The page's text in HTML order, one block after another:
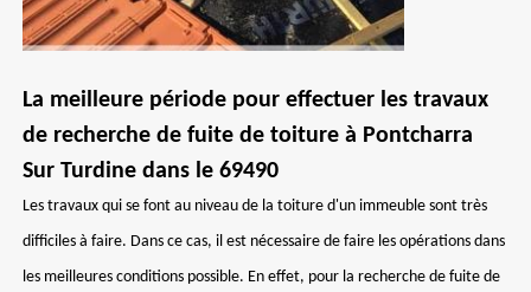
La meilleure période pour effectuer les travaux
de recherche de fuite de toiture à Pontcharra
Sur Turdine dans le 69490
Les travaux qui se font au niveau de la toiture d'un immeuble sont très
difficiles à faire. Dans ce cas, il est nécessaire de faire les opérations dans
les meilleures conditions possible. En effet, pour la recherche de fuite de